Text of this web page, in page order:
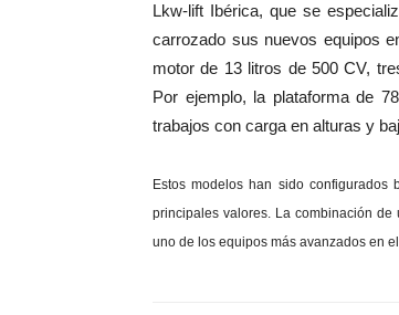
Lkw-lift Ibérica, que se
carrozado sus nuevos equipos
motor de 13 litros de 500 CV,
Por ejemplo, la plataforma de
trabajos con carga en alturas y
Estos modelos han sido
principales valores. La combinación
uno de los equipos más avanzados en